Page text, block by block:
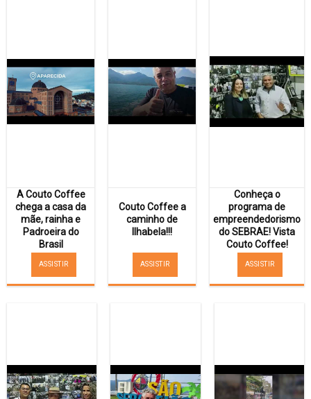
A Couto Coffee
chega a casa da
mãe, rainha e
Padroeira do
Brasil
ASSISTIR
Couto Coffee a
caminho de
Ilhabela!!!
ASSISTIR
Conheça o
programa de
empreendedorismo
do SEBRAE! Vista
Couto Coffee!
ASSISTIR